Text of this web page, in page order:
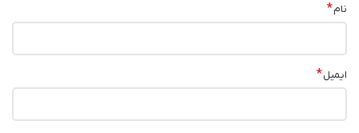
نام*
ایمیل*